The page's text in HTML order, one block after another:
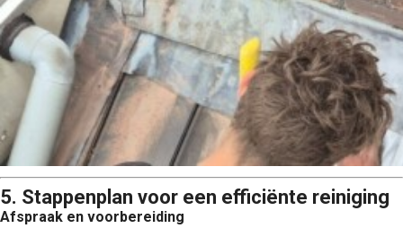
5. Stappenplan voor een efficiënte reiniging
Afspraak en voorbereiding